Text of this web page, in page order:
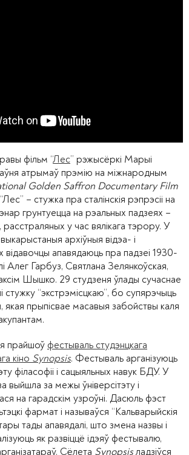
фільм “Лес” рэжысёркі Марыі
атрымаў прэмію на міжнародным
Golden Saffron Documentary Film
– стужка пра сталінскія рэпрэсіі на
грунтуецца на рэальных падзеях –
у час вялікага тэрору. У
архіўныя відэа- і
відавочцы апавядаюць пра падзеі 1930-
Алег Гарбуз, Святлана Зелянкоўская,
Шышко. 29 студзеня ўлады сучаснае
стужку “экстрэмісцкаю”, бо супярэчыць
якая прыпісвае масавыя забойствы каля
прайшоў фестываль студэнцкага
кіно Synopsis. Фестываль арганізуюць
філасофіі і сацыяльных навук БДУ. У
выйшла за межы ўніверсітэту і
на гарадскім узроўні. Дасюль фэст
фармат і называўся “Кальварыйскія
тады апавядалі, што змена назвы і
як развіццё ідэяў фестывалю,
Сёлета Synopsisладзіўся